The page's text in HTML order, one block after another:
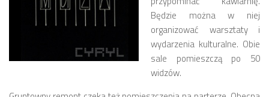
numer 2-3(12-13)/2020
numer 1(11)/2020
numer 2-3(10)/2019
Będzie można w niej
organizować warsztaty i
wydarzenia kulturalne. Obie
sale pomieszczą po 50
widzów.